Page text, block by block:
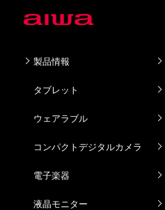
製品情報
タブレット
ウェアラブル
コンパクトデジタルカメラ
電子楽器
液晶モニター